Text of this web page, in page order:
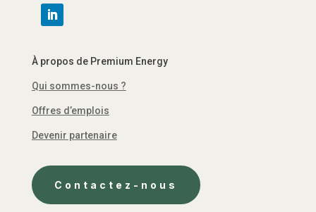
À propos de Premium Energy
Qui sommes-nous ?
Offres d’emplois
Devenir partenaire
Contactez-nous